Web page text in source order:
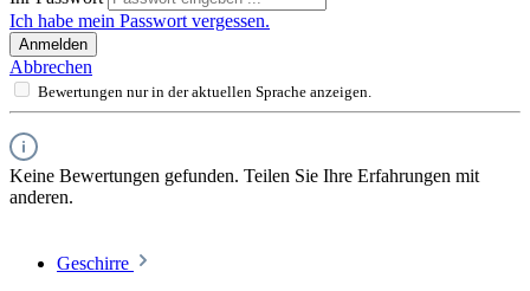
Ich habe mein Passwort vergessen.
Anmelden
Abbrechen
Bewertungen nur in der aktuellen Sprache anzeigen.
Keine Bewertungen gefunden. Teilen Sie Ihre Erfahrungen mit
anderen.
Geschirre